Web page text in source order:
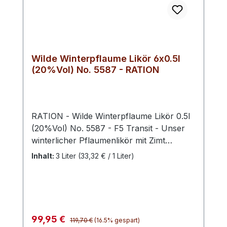
Wilde Winterpflaume Likör 6x0.5l
(20%Vol) No. 5587 - RATION
RATION - Wilde Winterpflaume Likör 0.5l
(20%Vol) No. 5587 - F5 Transit - Unser
winterlicher Pflaumenlikör mit Zimt
zeichnet sich durch sein warmes und
Inhalt: 3 Liter (33,32 € / 1 Liter)
Verkaufspreis:
99,95 € Regulärer Preis:
119,70 € (16.5% gespart)